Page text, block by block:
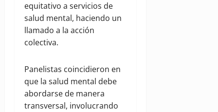
equitativo a servicios de
salud mental, haciendo un
llamado a la acción
colectiva.
Panelistas coincidieron en
que la salud mental debe
abordarse de manera
transversal, involucrando